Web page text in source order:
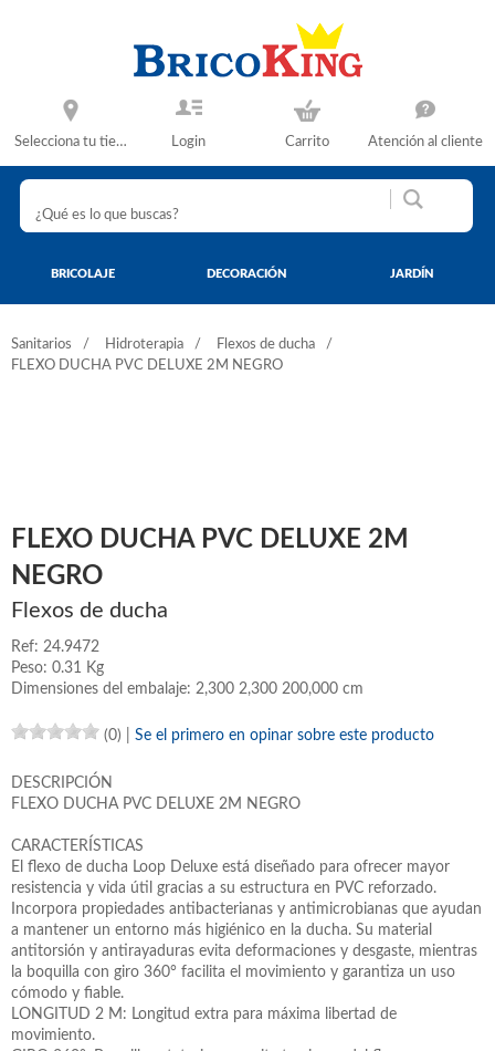
Selecciona tu tienda Login Carrito Atención al cliente
BRICOLAJE DECORACIÓN JARDÍN
Sanitarios Hidroterapia
Flexos de ducha
FLEXO DUCHA PVC DELUXE 2M NEGRO
FLEXO DUCHA PVC DELUXE 2M
NEGRO
Flexos de ducha
Ref: 24.9472
Peso: 0.31 Kg
Dimensiones del embalaje: 2,300 2,300 200,000 cm
(0) Se el primero en opinar sobre este producto
DESCRIPCIÓN
FLEXO DUCHA PVC DELUXE 2M NEGRO
CARACTERÍSTICAS
El flexo de ducha Loop Deluxe está diseñado para ofrecer mayor
resistencia y vida útil gracias a su estructura en PVC reforzado.
Incorpora propiedades antibacterianas y antimicrobianas que ayudan
a mantener un entorno más higiénico en la ducha. Su material
antitorsión y antirayaduras evita deformaciones y desgaste, mientras
la boquilla con giro 360° facilita el movimiento y garantiza un uso
cómodo y fiable.
LONGITUD 2 M: Longitud extra para máxima libertad de
movimiento.